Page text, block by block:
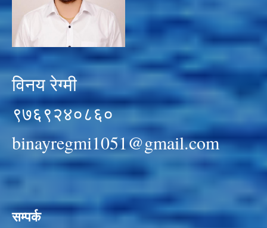
विनय रेग्मी
९७६९२४०८६०
binayregmi1051@gmail.com
सम्पर्क